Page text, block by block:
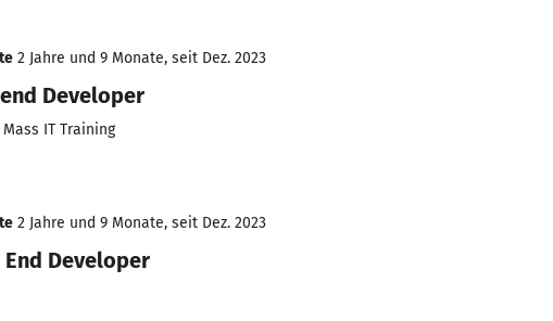
2 Jahre und 9 Monate, seit Dez. 2023
Developer
IT Training
2 Jahre und 9 Monate, seit Dez. 2023
End Developer